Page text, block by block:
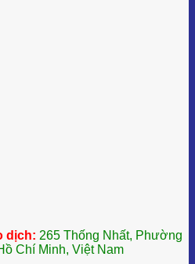
dịch: 265 Thống Nhất, Phường
Chí Minh, Việt Nam